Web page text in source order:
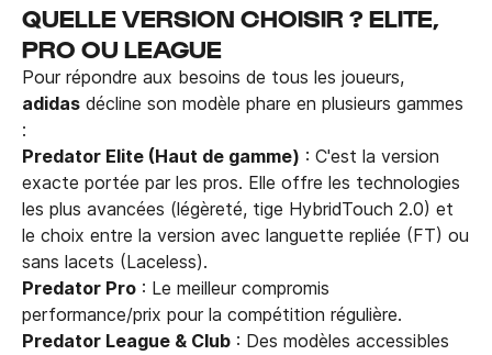
QUELLE VERSION CHOISIR ? ELITE,
PRO OU LEAGUE
Pour répondre aux besoins de tous les joueurs,
adidas décline son modèle phare en plusieurs gammes
:
Predator Elite (Haut de gamme) : C'est la version
exacte portée par les pros. Elle offre les technologies
les plus avancées (légèreté, tige HybridTouch 2.0) et
le choix entre la version avec languette repliée (FT) ou
sans lacets (Laceless).
Predator Pro : Le meilleur compromis
performance/prix pour la compétition régulière.
Predator League & Club : Des modèles accessibles